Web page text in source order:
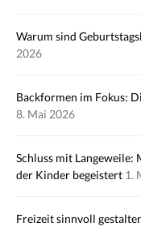
Warum sind
2026
Backformen im Fokus:
8. Mai 2026
Schluss mit
der Kinder begeistert 1.
Freizeit sinnvoll